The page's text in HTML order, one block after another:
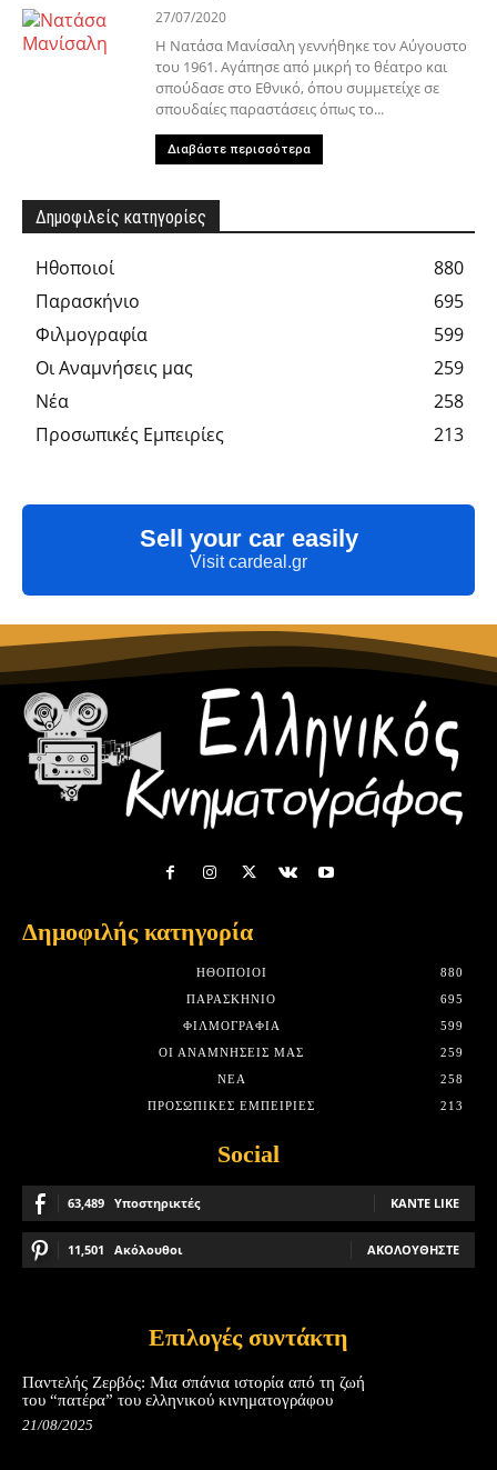
27/07/2020
Η Νατάσα Μανίσαλη γεννήθηκε τον Αύγουστο
του 1961. Αγάπησε από μικρή το θέατρο και
σπούδασε στο Εθνικό, όπου συμμετείχε σε
σπουδαίες παραστάσεις όπως το...
Διαβάστε περισσότερα
Δημοφιλείς κατηγορίες
Hθοποιοί
880
Παρασκήνιο
695
Φιλμογραφία
599
Οι Αναμνήσεις μας
259
Νέα
258
Προσωπικές Εμπειρίες
213
Sell your car easily
Visit cardeal.gr
Δημοφιλής κατηγορία
HΘΟΠΟΙΟΊ
880
ΠΑΡΑΣΚΉΝΙΟ
695
ΦΙΛΜΟΓΡΑΦΊΑ
599
ΟΙ ΑΝΑΜΝΉΣΕΙΣ ΜΑΣ
259
ΝΈΑ
258
ΠΡΟΣΩΠΙΚΈΣ ΕΜΠΕΙΡΊΕΣ
213
Social
63,489 Υποστηρικτές ΚΆΝΤΕ LIKE
11,501 Ακόλουθοι ΑΚΟΛΟΥΘΉΣΤΕ
Επιλογές συντάκτη
Παντελής Ζερβός: Μια σπάνια ιστορία από τη ζωή
του “πατέρα” του ελληνικού κινηματογράφου
21/08/2025